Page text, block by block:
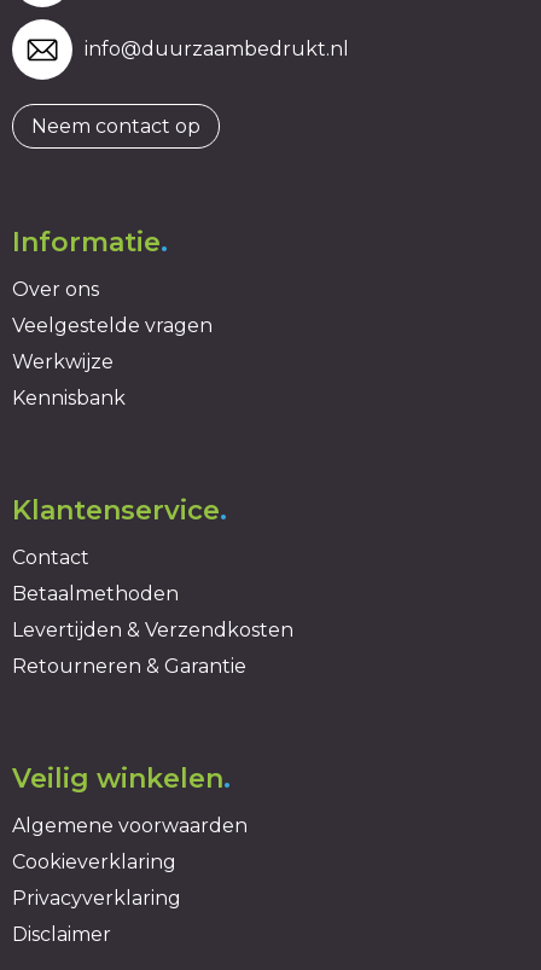
info@duurzaambedrukt.nl
Neem contact op
Informatie.
Over ons
Veelgestelde vragen
Werkwijze
Kennisbank
Klantenservice.
Contact
Betaalmethoden
Levertijden & Verzendkosten
Retourneren & Garantie
Veilig winkelen.
Algemene voorwaarden
Cookieverklaring
Privacyverklaring
Disclaimer